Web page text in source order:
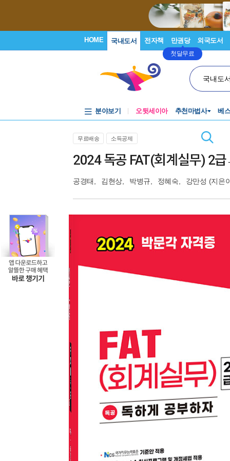
HOME 국내도서 전자책 만권당
첫달무료
외국도서
국내도
분야보기 오뒷세이아 추천마법사 베
무료배송 소득공제
2024 독공 FAT(회계실무) 2급
공경태 김현상 박병규 정혜숙 강만성 (지은